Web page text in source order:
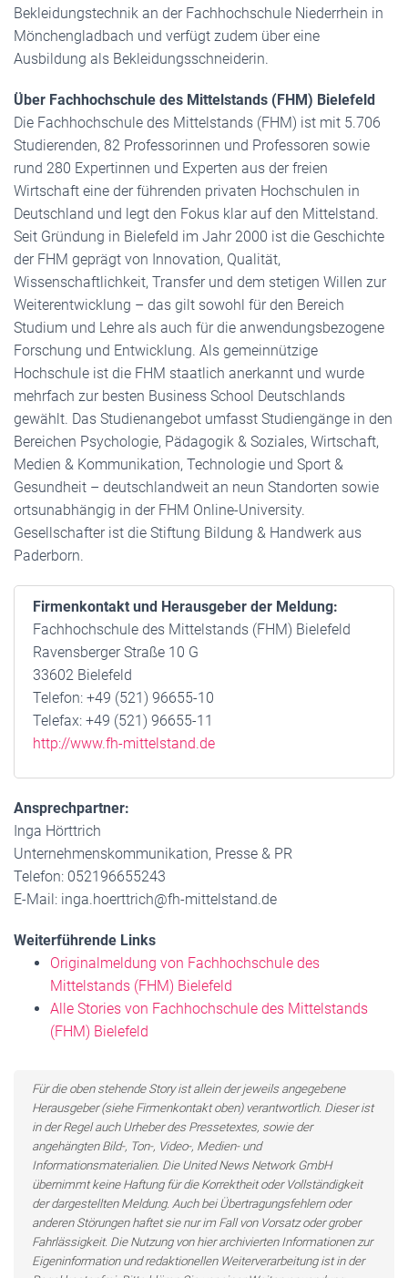
Bekleidungstechnik an der Fachhochschule Niederrhein in
Mönchengladbach und verfügt zudem über eine
Ausbildung als Bekleidungsschneiderin.
Über Fachhochschule des Mittelstands (FHM) Bielefeld
Die Fachhochschule des Mittelstands (FHM) ist mit 5.706
Studierenden, 82 Professorinnen und Professoren sowie
rund 280 Expertinnen und Experten aus der freien
Wirtschaft eine der führenden privaten Hochschulen in
Deutschland und legt den Fokus klar auf den Mittelstand.
Seit Gründung in Bielefeld im Jahr 2000 ist die Geschichte
der FHM geprägt von Innovation, Qualität,
Wissenschaftlichkeit, Transfer und dem stetigen Willen zur
Weiterentwicklung – das gilt sowohl für den Bereich
Studium und Lehre als auch für die anwendungsbezogene
Forschung und Entwicklung. Als gemeinnützige
Hochschule ist die FHM staatlich anerkannt und wurde
mehrfach zur besten Business School Deutschlands
gewählt. Das Studienangebot umfasst Studiengänge in den
Bereichen Psychologie, Pädagogik & Soziales, Wirtschaft,
Medien & Kommunikation, Technologie und Sport &
Gesundheit – deutschlandweit an neun Standorten sowie
ortsunabhängig in der FHM Online-University.
Gesellschafter ist die Stiftung Bildung & Handwerk aus
Paderborn.
Firmenkontakt und Herausgeber der Meldung:
Fachhochschule des Mittelstands (FHM) Bielefeld
Ravensberger Straße 10 G
33602 Bielefeld
Telefon: +49 (521) 96655-10
Telefax: +49 (521) 96655-11
http://www.fh-mittelstand.de
Ansprechpartner:
Inga Hörttrich
Unternehmenskommunikation, Presse & PR
Telefon: 052196655243
E-Mail: inga.hoerttrich@fh-mittelstand.de
Weiterführende Links
Originalmeldung von Fachhochschule des
Mittelstands (FHM) Bielefeld
Alle Stories von Fachhochschule des Mittelstands
(FHM) Bielefeld
Für die oben stehende Story ist allein der jeweils angegebene
Herausgeber (siehe Firmenkontakt oben) verantwortlich. Dieser ist
in der Regel auch Urheber des Pressetextes, sowie der
angehängten Bild-, Ton-, Video-, Medien- und
Informationsmaterialien. Die United News Network GmbH
übernimmt keine Haftung für die Korrektheit oder Vollständigkeit
der dargestellten Meldung. Auch bei Übertragungsfehlern oder
anderen Störungen haftet sie nur im Fall von Vorsatz oder grober
Fahrlässigkeit. Die Nutzung von hier archivierten Informationen zur
Eigeninformation und redaktionellen Weiterverarbeitung ist in der